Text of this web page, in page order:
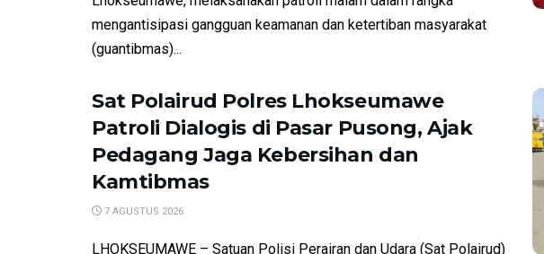
mengantisipasi gangguan keamanan dan ketertiban masyarakat
(guantibmas)...
Sat Polairud Polres Lhokseumawe
Patroli Dialogis di Pasar Pusong, Ajak
Pedagang Jaga Kebersihan dan
Kamtibmas
7 AGUSTUS 2026
LHOKSEUMAWE – Satuan Polisi Perairan dan Udara (Sat Polairud)